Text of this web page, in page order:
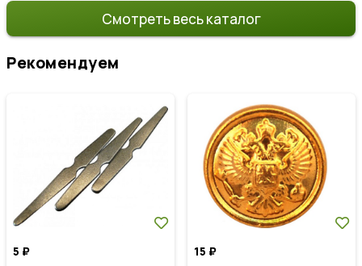
Смотреть весь каталог
Рекомендуем
5 ₽ 15 ₽